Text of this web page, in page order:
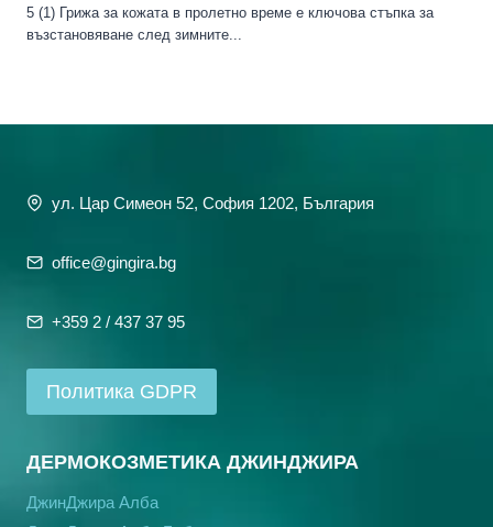
5 (1) Грижа за кожата в пролетно време е ключова стъпка за
възстановяване след зимните...
ул. Цар Симеон 52, София 1202, България
office@gingira.bg
+359 2 / 437 37 95
Политика GDPR
ДЕРМОКОЗМЕТИКА ДЖИНДЖИРА
ДжинДжира Алба